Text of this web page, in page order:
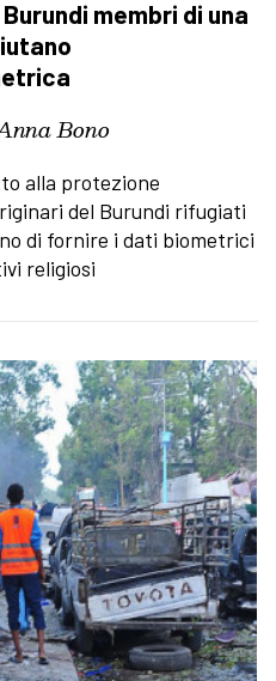
membri di una
Bono
alla protezione
del Burundi rifugiati
di fornire i dati biometrici
religiosi